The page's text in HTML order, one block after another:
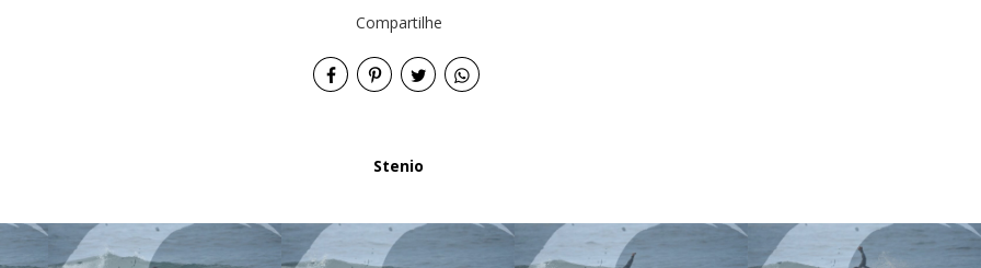
Compartilhe
Stenio